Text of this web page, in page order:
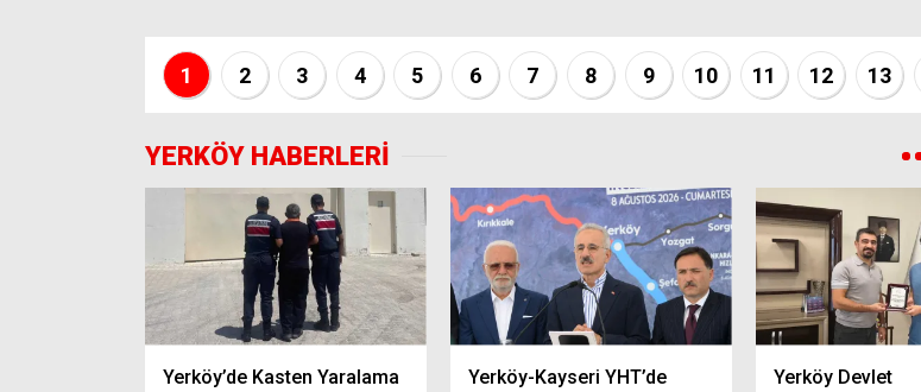
1 2 3 4 5 6 7 8 9 10 11 12 13
YERKÖY HABERLERİ
Yerköy’de Kasten Yaralama
Yerköy-Kayseri YHT’de
Yerköy Devlet